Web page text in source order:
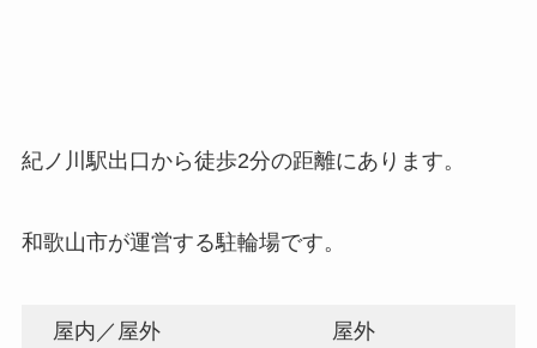
紀ノ川駅出口から徒歩2分の距離にあります。
和歌山市が運営する駐輪場です。
屋内／屋外 屋外